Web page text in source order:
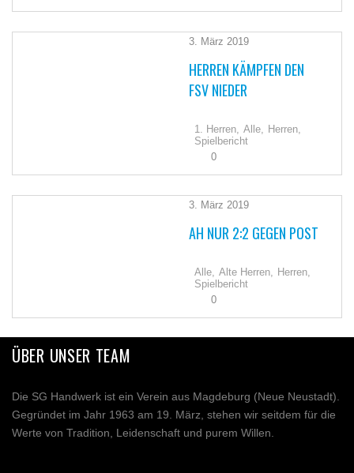
3. März 2019
HERREN KÄMPFEN DEN
FSV NIEDER
1. Herren, Alle, Herren,
Spielbericht
0
3. März 2019
AH NUR 2:2 GEGEN POST
Alle, Alte Herren, Herren,
Spielbericht
0
ÜBER UNSER TEAM
Die SG Handwerk ist ein Verein aus Magdeburg (Neue Neustadt).
Gegründet im Jahr 1963 am 19. März, stehen wir seitdem für die
Werte von Tradition, Leidenschaft und purem Willen.